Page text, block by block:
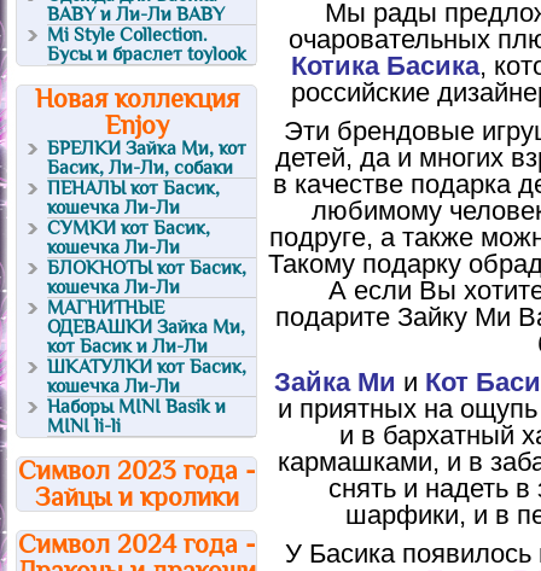
BABY и Ли-Ли BABY
Mi Style Collection.
Бусы и браслет toylook
Новая коллекция
Enjoy
БРЕЛКИ Зайка Ми, кот
Басик, Ли-Ли, собаки
ПЕНАЛЫ кот Басик,
кошечка Ли-Ли
СУМКИ кот Басик,
кошечка Ли-Ли
БЛОКНОТЫ кот Басик,
кошечка Ли-Ли
МАГНИТНЫЕ
ОДЕВАШКИ Зайка Ми,
кот Басик и Ли-Ли
ШКАТУЛКИ кот Басик,
кошечка Ли-Ли
Наборы MINI Basik и
MINI li-li
Символ 2023 года -
Зайцы и кролики
Символ 2024 года -
Мы рады
очаровательных
Котика Басика,
российские
Эти брендовые
детей, да и многих
в качестве подарка
любимому
подруге, а также
Такому подарку
А если Вы
подарите Зайку Ми
Зайка Ми и Кот
и приятных на
и в бархатный
кармашками, и в
снять и надеть
шарфики, и в
У Басика появилось